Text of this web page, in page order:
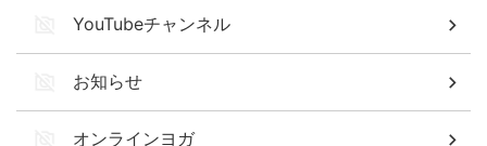
YouTubeチャンネル
お知らせ
オンラインヨガ